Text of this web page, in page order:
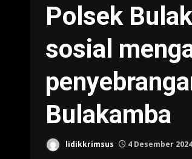
Polsek
sosial
Bulakamba
lidikkrimsus 4 Desember 2024